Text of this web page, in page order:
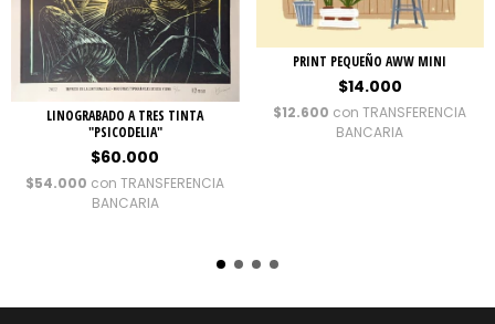
LINOGRABADO A TRES TINTA
"PSICODELIA"
$60.000
$54.000 con TRANSFERENCIA
BANCARIA
PRINT PEQUEÑO AWW MINI
$14.000
$12.600 con TRANSFERENCIA
BANCARIA